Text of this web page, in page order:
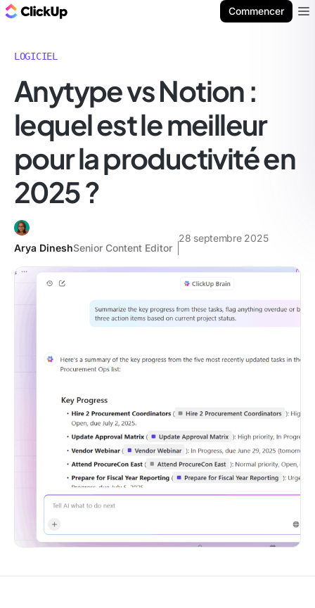
Commencer
LOGICIEL
Anytype vs Notion :
lequel est le meilleur
pour la productivité en
2025 ?
Arya DineshSenior Content Editor
28 septembre 2025